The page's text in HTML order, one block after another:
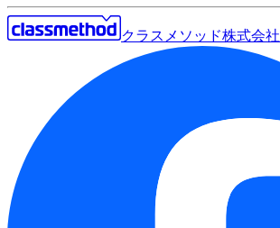
クラスメソッド株式会社